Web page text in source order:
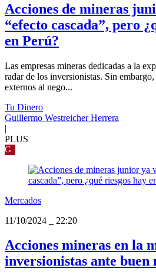
Acciones de mineras
“efecto cascada”, pero
en Perú?
Las empresas mineras dedicadas a la
radar de los inversionistas. Sin
externos al nego...
Tu Dinero
Guillermo Westreicher Herrera
|
PLUS
G
Mercados
11/10/2024
22:20
Acciones mineras en la
inversionistas ante buen